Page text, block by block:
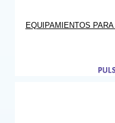
EQUIPAMIENTOS